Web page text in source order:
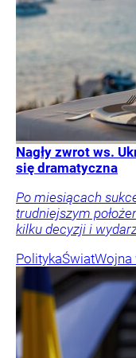
Nagły zwrot ws.
się dramatyczna
Po miesiącach
trudniejszym
kilku decyzji i
PolitykaŚwiatWojna